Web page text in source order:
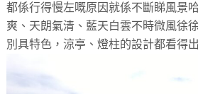
都係行得慢左嘅原因就係不斷睇風景
爽、天朗氣清、藍天白雲不時微風徐
別具特色，涼亭、燈柱的設計都看得